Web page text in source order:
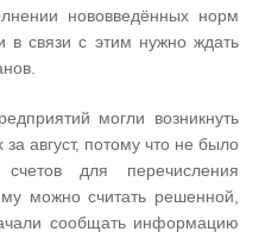
нововведённых норм
в связи с этим нужно ждать
могли возникнуть
август, потому что не было
для перечисления
можно считать решенной,
сообщать информацию